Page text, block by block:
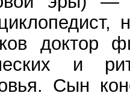
доктор
и
Сын